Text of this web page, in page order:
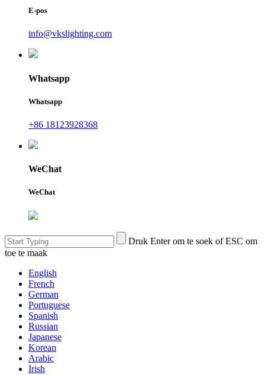
E-pos
info@vkslighting.com
Whatsapp
Whatsapp
+86 18123928368
WeChat
WeChat
Druk Enter om te soek of ESC om
toe te maak
English
French
German
Portuguese
Spanish
Russian
Japanese
Korean
Arabic
Irish